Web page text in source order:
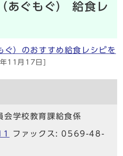
ぐもぐ） 給食レ
）のおすすめ給食レシピを
11月17日]
会学校教育課給食係
ファックス: 0569-48-